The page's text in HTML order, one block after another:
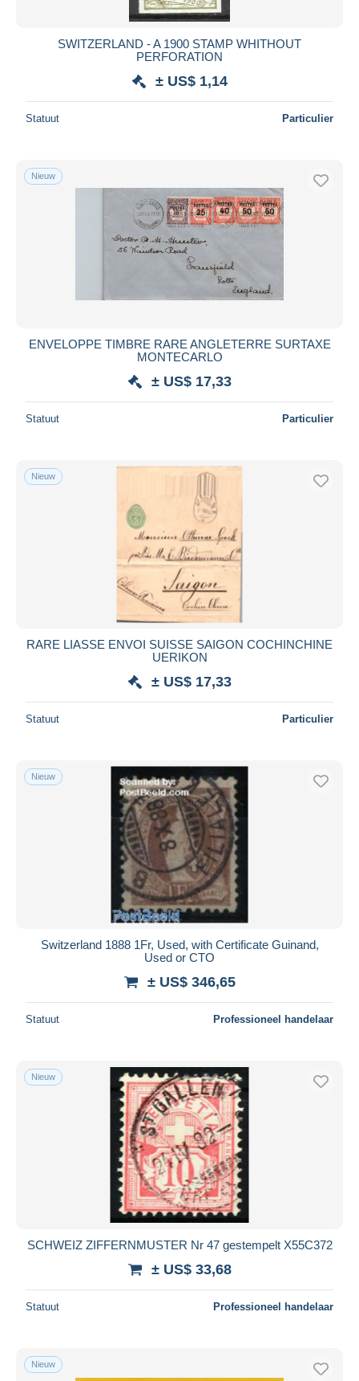
Prijs
Gratis levering
Bankoverschrijving
Woonplaats van de verkoper
Toepassen
SWITZERLAND - A 1900 STAMP WHITHOUT
PERFORATION
± US$ 1,14
Statuut Particulier
Nieuw
ENVELOPPE TIMBRE RARE ANGLETERRE SURTAXE
MONTECARLO
± US$ 17,33
Statuut Particulier
Nieuw
RARE LIASSE ENVOI SUISSE SAIGON COCHINCHINE
UERIKON
± US$ 17,33
Statuut Particulier
Nieuw
Switzerland 1888 1Fr, Used, with Certificate Guinand,
Used or CTO
± US$ 346,65
Statuut Professioneel handelaar
Nieuw
SCHWEIZ ZIFFERNMUSTER Nr 47 gestempelt X55C372
± US$ 33,68
Statuut Professioneel handelaar
Nieuw